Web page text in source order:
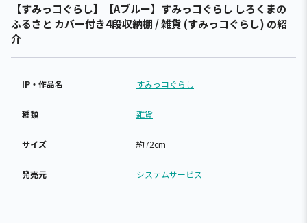
【すみっコぐらし】【Aブルー】すみっコぐらし しろくまの
ふるさと カバー付き4段収納棚 / 雑貨 (すみっコぐらし) の紹
介
IP・作品名 すみっコぐらし
種類 雑貨
サイズ 約72cm
発売元 システムサービス